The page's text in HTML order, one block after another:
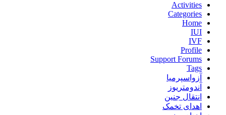
Activities
Categories
Home
IUI
IVF
Profile
Support Forums
Tags
آزواسپرمیا
آندومتریوز
انتقال جنین
اهدای تخمک